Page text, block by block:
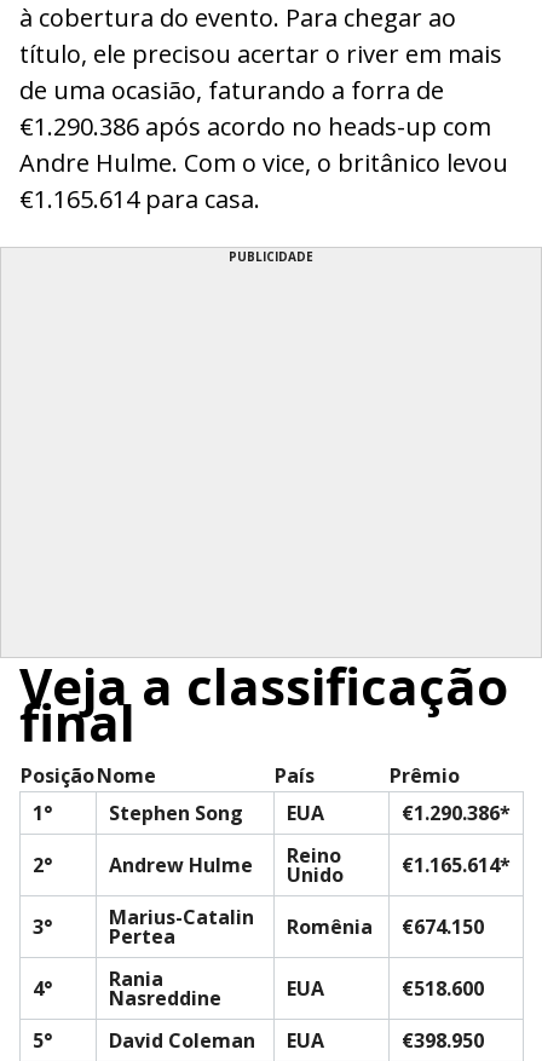
à cobertura do evento. Para chegar ao
título, ele precisou acertar o river em mais
de uma ocasião, faturando a forra de
€1.290.386 após acordo no heads-up com
Andre Hulme. Com o vice, o britânico levou
€1.165.614 para casa.
PUBLICIDADE
Veja a classificação
final
PosiçãoNome País
Prêmio
1°
Stephen Song EUA
€1.290.386*
2°
Andrew Hulme Reino
Unido €1.165.614*
3° Marius-Catalin
Pertea Romênia €674.150
4° Rania
Nasreddine EUA
€518.600
5°
David Coleman EUA
€398.950